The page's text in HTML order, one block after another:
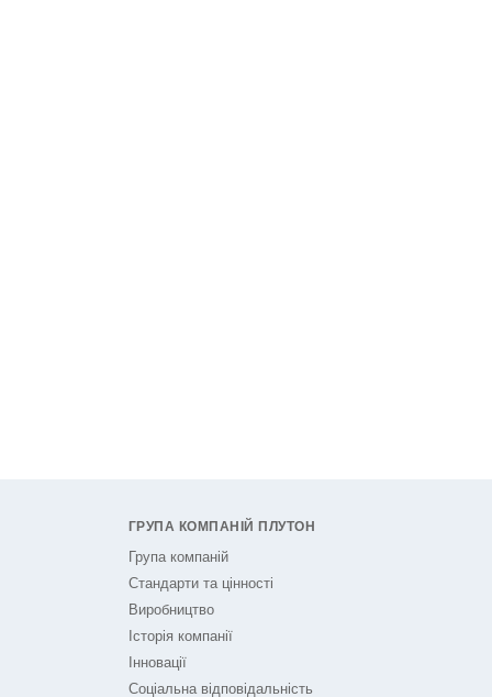
ГРУПА КОМПАНІЙ ПЛУТОН
Група компаній
Стандарти та цінності
Виробництво
Історія компанії
Інновації
Соціальна відповідальність